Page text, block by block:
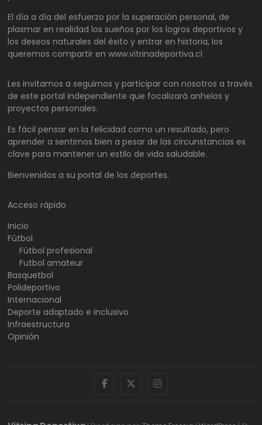
El día a día del esfuerzo por la superación personal, de
plasmar en realidad los sueños por los logros deportivos y
los deseos naturales del éxito y entrar en historia, los
queremos compartir en www.vitrinadeportiva.cl
Les invitamos a seguirnos y participar con nosotros a través
de este portal independiente que focalizará anhelos y
proyectos personales.
Es fácil pensar en la felicidad como un resultado, pero
aprender a sentirnos bien a pesar de las circunstancias es
clave para mantener un estilo de vida saludable.
Bienvenidos a su portal de los deportes.
Acceso rápido
Inicio
Fútbol
Fútbol profesional
Futbol amateur
Basquetbol
Polideportivo
Internacional
Deporte adaptado e inclusivo
Infraestructura
Opinión
facebooktwitterinstagram